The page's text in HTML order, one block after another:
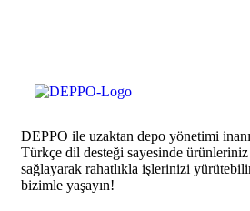
DEPPO ile uzaktan depo yönetimi
Türkçe dil desteği sayesinde
sağlayarak rahatlıkla işlerinizi
bizimle yaşayın!